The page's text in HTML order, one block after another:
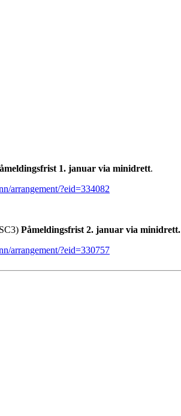
1. januar via minidrett.
arrangement/?eid=334082
Påmeldingsfrist 2. januar via minidrett.
arrangement/?eid=330757